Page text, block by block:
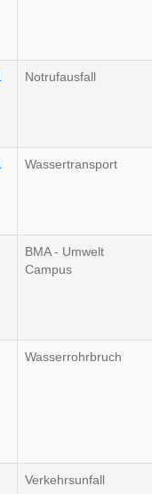
Notrufausfall
Wassertransport
BMA - Umwelt
Campus
Wasserrohrbruch
Verkehrsunfall